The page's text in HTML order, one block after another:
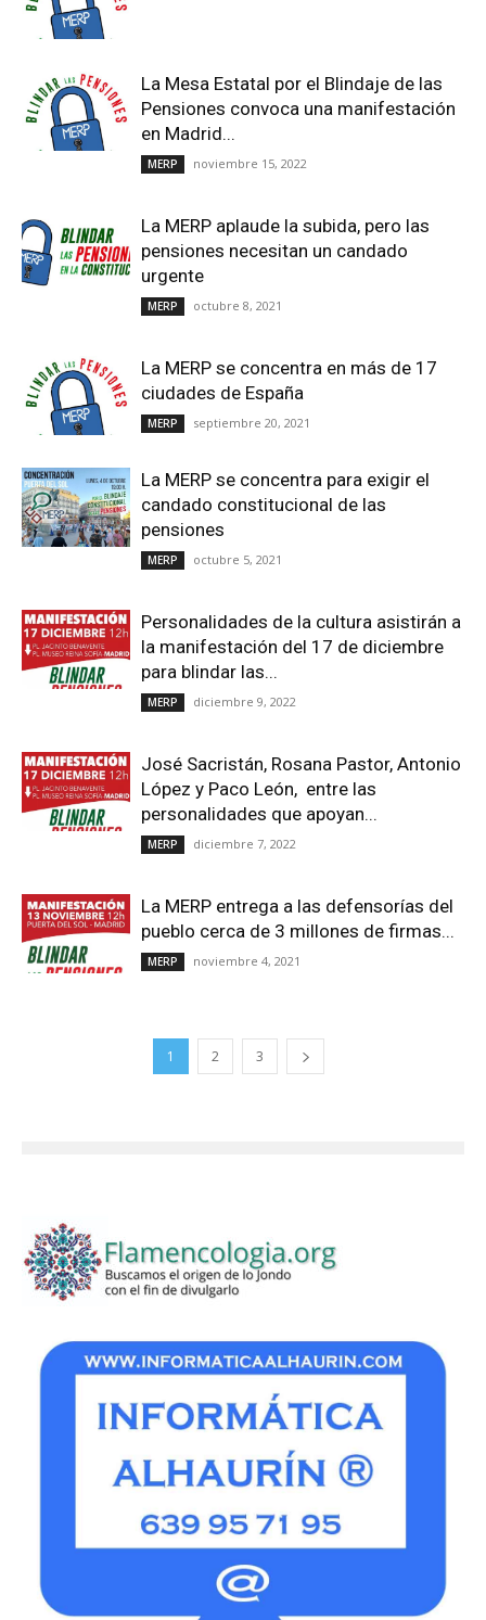
La Mesa Estatal por el Blindaje de las
Pensiones convoca una manifestación
en Madrid...
MERP noviembre 15, 2022
La MERP aplaude la subida, pero las
pensiones necesitan un candado
urgente
MERP octubre 8, 2021
La MERP se concentra en más de 17
ciudades de España
MERP septiembre 20, 2021
La MERP se concentra para exigir el
candado constitucional de las
pensiones
MERP octubre 5, 2021
Personalidades de la cultura asistirán a
la manifestación del 17 de diciembre
para blindar las...
MERP diciembre 9, 2022
José Sacristán, Rosana Pastor, Antonio
López y Paco León, entre las
personalidades que apoyan...
MERP diciembre 7, 2022
La MERP entrega a las defensorías del
pueblo cerca de 3 millones de firmas...
MERP noviembre 4, 2021
1 2 3